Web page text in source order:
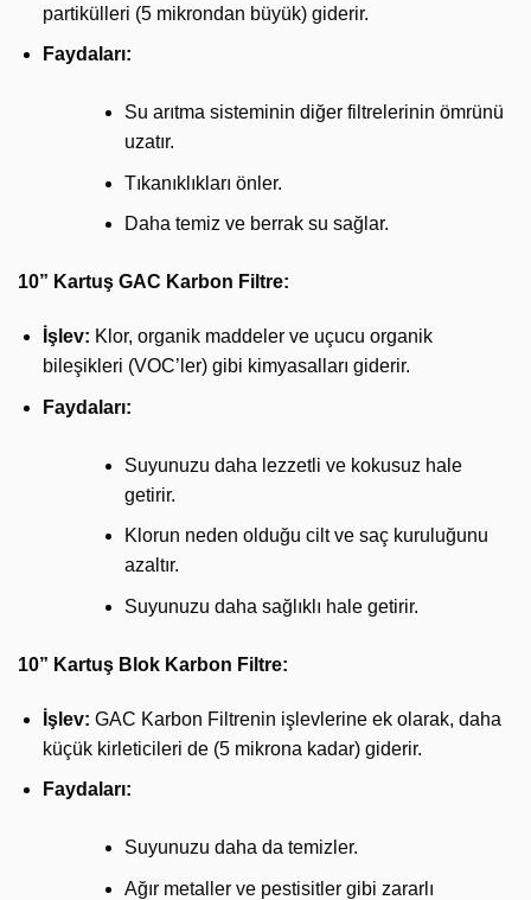
partikülleri (5 mikrondan büyük) giderir.
Faydaları:
Su arıtma sisteminin diğer filtrelerinin ömrünü
uzatır.
Tıkanıklıkları önler.
Daha temiz ve berrak su sağlar.
10” Kartuş GAC Karbon Filtre:
İşlev: Klor, organik maddeler ve uçucu organik
bileşikleri (VOC’ler) gibi kimyasalları giderir.
Faydaları:
Suyunuzu daha lezzetli ve kokusuz hale
getirir.
Klorun neden olduğu cilt ve saç kuruluğunu
azaltır.
Suyunuzu daha sağlıklı hale getirir.
10” Kartuş Blok Karbon Filtre:
İşlev: GAC Karbon Filtrenin işlevlerine ek olarak, daha
küçük kirleticileri de (5 mikrona kadar) giderir.
Faydaları:
Suyunuzu daha da temizler.
Ağır metaller ve pestisitler gibi zararlı